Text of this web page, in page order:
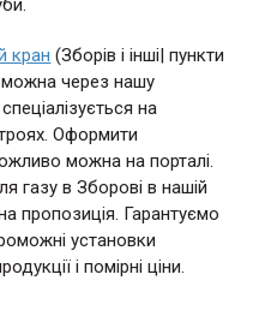
кран (Зборів і інші| пункти
через нашу
на
Оформити
можна на порталі.
газу в Зборові в нашій
пропозиція. Гарантуємо
установки
і помірні ціни.